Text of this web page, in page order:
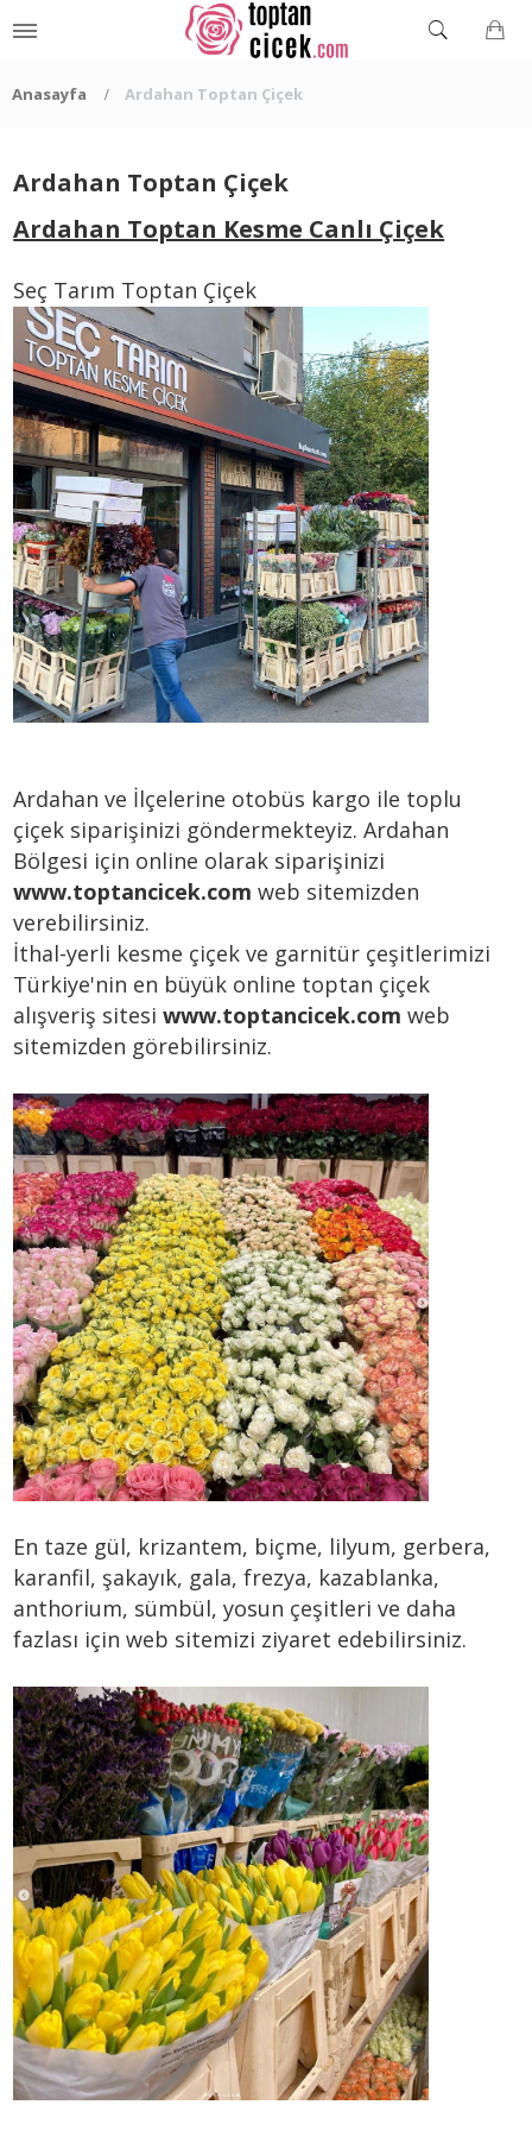
Anasayfa Ardahan Toptan Çiçek
Ardahan Toptan Çiçek
Ardahan Toptan Kesme Canlı Çiçek
Seç Tarım Toptan Çiçek
Ardahan ve İlçelerine otobüs kargo ile toplu
çiçek siparişinizi göndermekteyiz. Ardahan
Bölgesi için online olarak siparişinizi
www.toptancicek.com web sitemizden
verebilirsiniz.
İthal-yerli kesme çiçek ve garnitür çeşitlerimizi
Türkiye'nin en büyük online toptan çiçek
alışveriş sitesiwww.toptancicek.com web
sitemizden görebilirsiniz.
En taze gül, krizantem, biçme, lilyum, gerbera,
karanfil, şakayık, gala, frezya, kazablanka,
anthorium, sümbül, yosun çeşitleri ve daha
fazlası için web sitemizi ziyaret edebilirsiniz.